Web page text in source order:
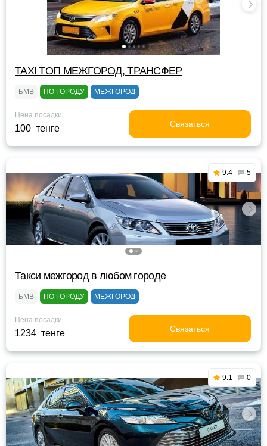
TAXI TOП МЕЖГОРОД, ТРАНСФЕР
БМВ ПО ГОРОДУ МЕЖГОРОД
Цена посадки
100 тенге Связаться
9.4 5
Такси межгород в любом городе
БМВ ПО ГОРОДУ МЕЖГОРОД
Цена посадки
1234 тенге Связаться
9.1 0